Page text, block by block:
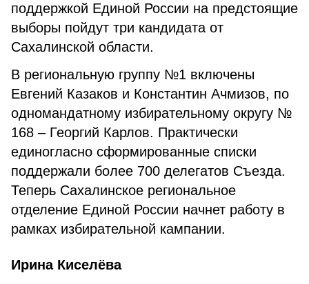
поддержкой Единой России на предстоящие
выборы пойдут три кандидата от
Сахалинской области.
В региональную группу №1 включены
Евгений Казаков и Константин Ачмизов, по
одномандатному избирательному округу №
168 – Георгий Карлов. Практически
единогласно сформированные списки
поддержали более 700 делегатов Съезда.
Теперь Сахалинское региональное
отделение Единой России начнет работу в
рамках избирательной кампании.
Ирина Киселёва